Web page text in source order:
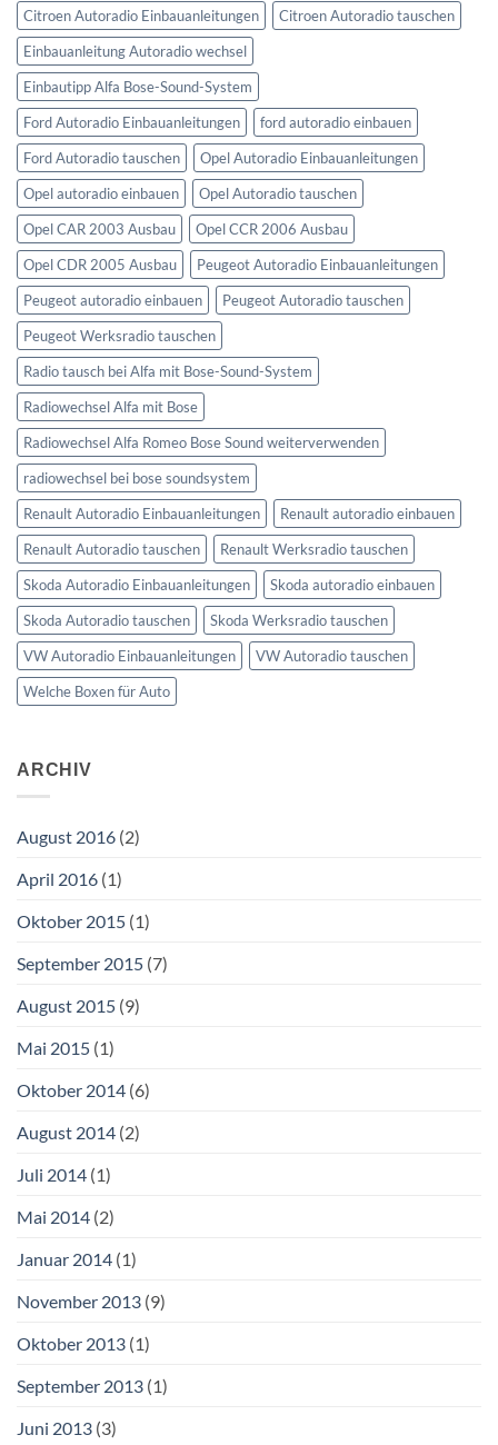
Citroen Autoradio Einbauanleitungen
Citroen Autoradio tauschen
Einbauanleitung Autoradio wechsel
Einbautipp Alfa Bose-Sound-System
Ford Autoradio Einbauanleitungen
ford autoradio einbauen
Ford Autoradio tauschen
Opel Autoradio Einbauanleitungen
Opel autoradio einbauen
Opel Autoradio tauschen
Opel CAR 2003 Ausbau
Opel CCR 2006 Ausbau
Opel CDR 2005 Ausbau
Peugeot Autoradio Einbauanleitungen
Peugeot autoradio einbauen
Peugeot Autoradio tauschen
Peugeot Werksradio tauschen
Radio tausch bei Alfa mit Bose-Sound-System
Radiowechsel Alfa mit Bose
Radiowechsel Alfa Romeo Bose Sound weiterverwenden
radiowechsel bei bose soundsystem‎
Renault Autoradio Einbauanleitungen
Renault autoradio einbauen
Renault Autoradio tauschen
Renault Werksradio tauschen
Skoda Autoradio Einbauanleitungen
Skoda autoradio einbauen
Skoda Autoradio tauschen
Skoda Werksradio tauschen
VW Autoradio Einbauanleitungen
VW Autoradio tauschen
Welche Boxen für Auto
ARCHIV
August 2016 (2)
April 2016 (1)
Oktober 2015 (1)
September 2015 (7)
August 2015 (9)
Mai 2015 (1)
Oktober 2014 (6)
August 2014 (2)
Juli 2014 (1)
Mai 2014 (2)
Januar 2014 (1)
November 2013 (9)
Oktober 2013 (1)
September 2013 (1)
Juni 2013 (3)